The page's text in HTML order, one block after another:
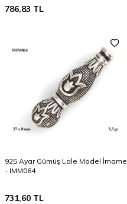
786,83 TL
925 Ayar Gümüş Lale Model İmame
- IMM064
731,60 TL